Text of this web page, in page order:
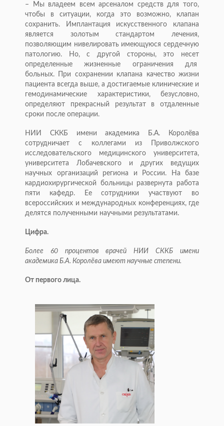
– Мы владеем всем арсеналом средств для того,
чтобы в ситуации, когда это возможно, клапан
сохранить. Имплантация искусственного клапана
является золотым стандартом лечения,
позволяющим нивелировать имеющуюся сердечную
патологию. Но, с другой стороны, это несет
определенные жизненные ограничения для
больных. При сохранении клапана качество жизни
пациента всегда выше, а достигаемые клинические и
гемодинамические характеристики, безусловно,
определяют прекрасный результат в отдаленные
сроки после операции.
НИИ СККБ имени академика Б.А. Королёва
сотрудничает с коллегами из Приволжского
исследовательского медицинского университета,
университета Лобачевского и других ведущих
научных организаций региона и России. На базе
кардиохирургической больницы развернута работа
пяти кафедр. Ее сотрудники участвуют во
всероссийских и международных конференциях, где
делятся полученными научными результатами.
Цифра.
Более 60 процентов врачей НИИ СККБ имени
академика Б.А. Королёва имеют научные степени.
От первого лица.